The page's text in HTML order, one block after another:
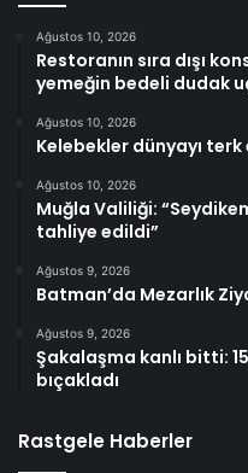
Ağustos 10, 2026
Restoranın sıra dışı
yemeğin bedeli dudak
Ağustos 10, 2026
Kelebekler dünyayı
Ağustos 10, 2026
Muğla Valiliği:
tahliye edildi”
Ağustos 9, 2026
Batman’da Mezarlık
Ağustos 9, 2026
Şakalaşma kanlı bitti:
bıçakladı
Rastgele Haberler